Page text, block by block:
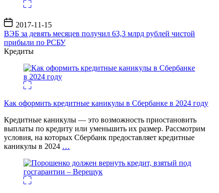
Дата
записи
2017-11-15
ВЭБ за девять месяцев получил 63,3 млрд рублей чистой
прибыли по РСБУ
Кредиты
Как оформить кредитные каникулы в Сбербанке в 2024 году
Кредитные каникулы — это возможность приостановить
выплаты по кредиту или уменьшить их размер. Рассмотрим
условия, на которых Сбербанк предоставляет кредитные
каникулы в 2024 …